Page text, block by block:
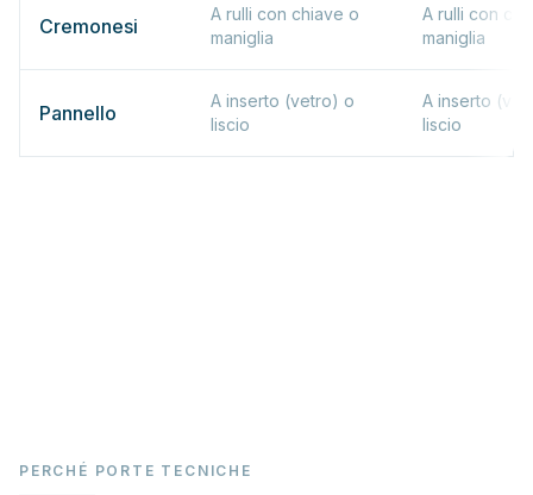
Cremonesi
A rulli con chiave o
maniglia
A rulli con
maniglia
Pannello
A inserto (vetro) o
liscio
A inserto
liscio
PERCHÉ PORTE TECNICHE